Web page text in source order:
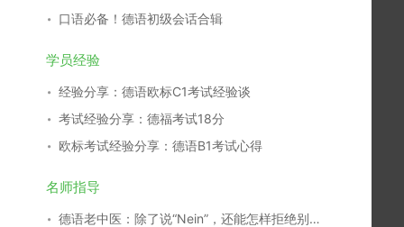
口语必备！德语初级会话合辑
学员经验
经验分享：德语欧标C1考试经验谈
考试经验分享：德福考试18分
欧标考试经验分享：德语B1考试心得
名师指导
德语老中医：除了说“Nein”，还能怎样拒绝别人？